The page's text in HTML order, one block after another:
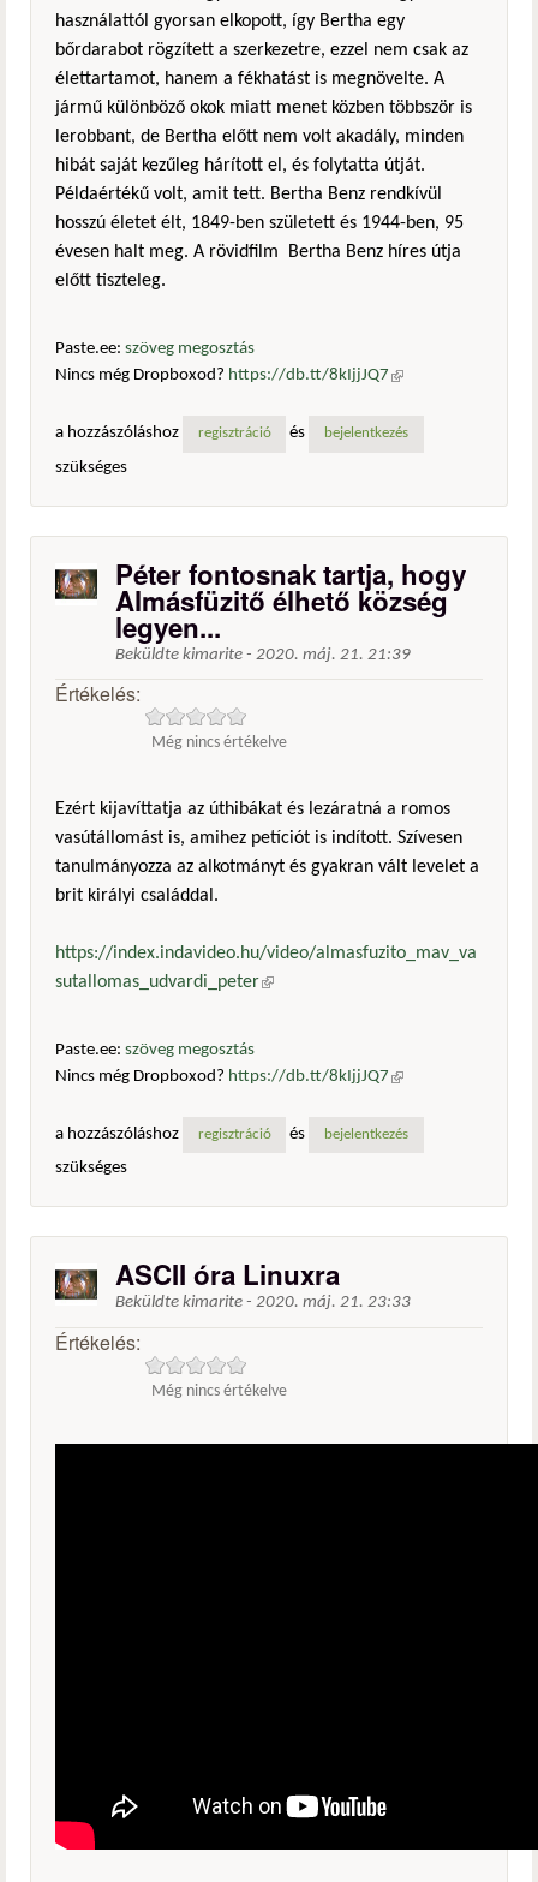
használattól gyorsan elkopott, így Bertha egy
bőrdarabot rögzített a szerkezetre, ezzel nem csak az
élettartamot, hanem a fékhatást is megnövelte. A
jármű különböző okok miatt menet közben többször is
lerobbant, de Bertha előtt nem volt akadály, minden
hibát saját kezűleg hárított el, és folytatta útját.
Példaértékű volt, amit tett. Bertha Benz rendkívül
hosszú életet élt, 1849-ben született és 1944-ben, 95
évesen halt meg. A rövidfilm Bertha Benz híres útja
előtt tiszteleg.
Paste.ee: szöveg megosztás
Nincs még Dropboxod? https://db.tt/8kIjjJQ7 (külső
a hozzászóláshoz
regisztráció és bejelentkezés
szükséges
Péter fontosnak tartja, hogy
Almásfüzitő élhető község
legyen...
Beküldte kimarite - 2020. máj. 21. 21:39
Értékelés:
Még nincs értékelve
Ezért kijavíttatja az úthibákat és lezáratná a romos
vasútállomást is, amihez petíciót is indított. Szívesen
tanulmányozza az alkotmányt és gyakran vált levelet a
brit királyi családdal.
https://index.indavideo.hu/video/almasfuzito_mav_va
sutallomas_udvardi_peter(külső hivatkozás)
Paste.ee: szöveg megosztás
Nincs még Dropboxod? https://db.tt/8kIjjJQ7 (külső
a hozzászóláshoz
regisztráció és bejelentkezés
szükséges
ASCII óra Linuxra
Beküldte kimarite - 2020. máj. 21. 23:33
Értékelés:
Még nincs értékelve